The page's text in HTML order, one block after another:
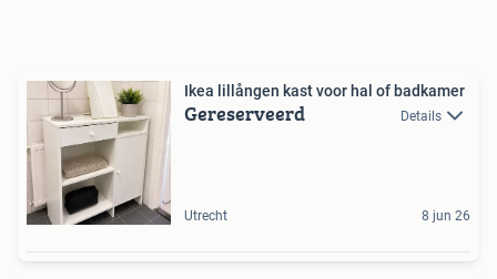
Ikea lillången kast voor hal of badkamer
Gereserveerd Details
Utrecht 8 jun 26